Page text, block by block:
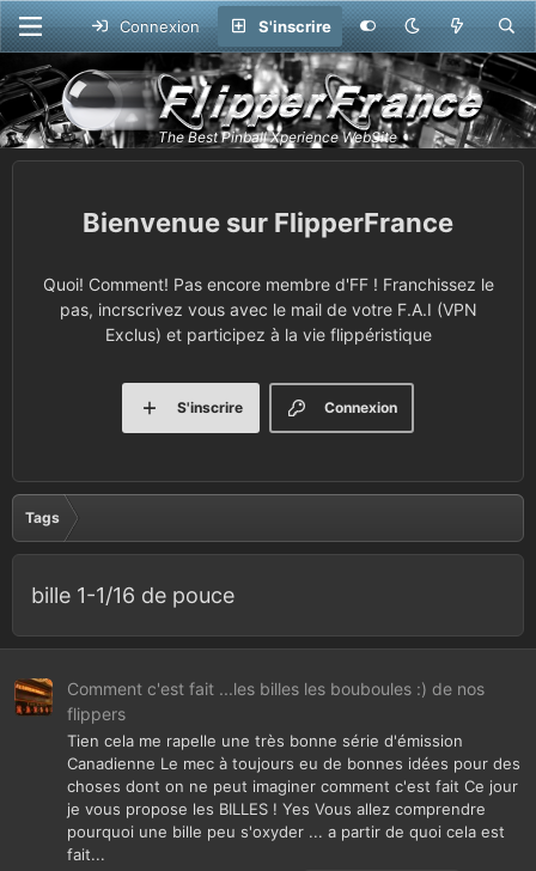
Connexion S'inscrire
FlipperFrance
Quoi! Comment! Pas encore membre d'FF ! Franchissez le
pas, incrscrivez vous avec le mail de votre F.A.I (VPN
Exclus) et participez à la vie flippéristique
Connexion
S'inscrire
Tags
bille 1-1/16 de pouce
Comment c'est fait ...les billes les bouboules :) de nos
flippers
Tien cela me rapelle une très bonne série d'émission
Canadienne Le mec à toujours eu de bonnes idées pour des
choses dont on ne peut imaginer comment c'est fait Ce jour
je vous propose les BILLES ! Yes Vous allez comprendre
pourquoi une bille peu s'oxyder ... a partir de quoi cela est
fait...